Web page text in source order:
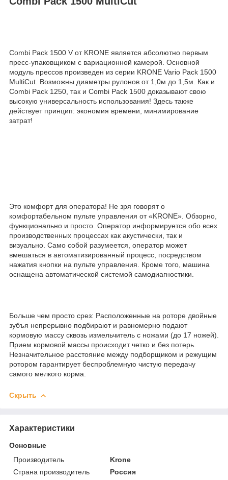
Combi Pack 1500 V от KRONE является абсолютно первым
пресс-упаковщиком с вариационной камерой. Основной
модуль прессов произведен из серии KRONE Vario Pack 1500
MultiCut. Возможны диаметры рулонов от 1,0м до 1,5м. Как и
Combi Pack 1250, так и Combi Pack 1500 доказывают свою
высокую универсальность использования! Здесь также
действует принцип: экономия времени, минимирование
затрат!
Это комфорт для оператора! Не зря говорят о
комфортабельном пульте управления от «KRONE». Обзорно,
функционально и просто. Оператор информируется обо всех
производственных процессах как акустически, так и
визуально. Само собой разумеется, оператор может
вмешаться в автоматизированный процесс, посредством
нажатия кнопки на пульте управления. Кроме того, машина
оснащена автоматической системой самодиагностики.
Больше чем просто срез: Расположенные на роторе двойные
зубъя непрерывно подбирают и равномерно подают
кормовую массу сквозь измельчитель с ножами (до 17 ножей).
Прием кормовой массы происходит четко и без потерь.
Незначительное расстояние между подборщиком и режущим
ротором гарантирует беспроблемную чистую передачу
самого мелкого корма.
Скрыть
Характеристики
Основные
Производитель
Krone
Страна производитель
Россия